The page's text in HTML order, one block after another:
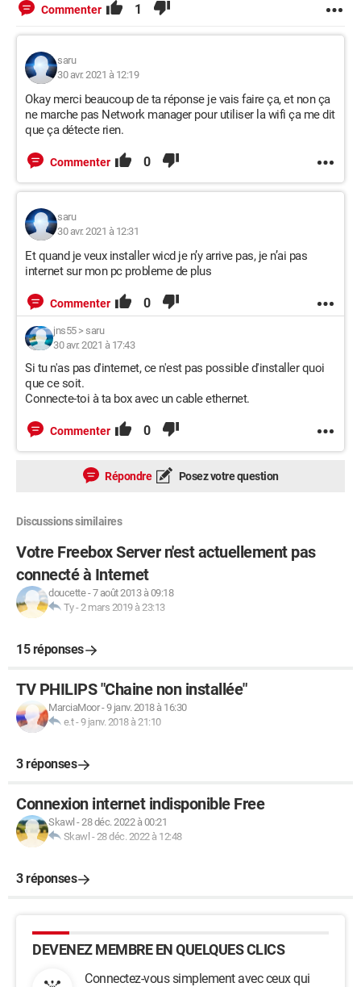
Commenter 1
saru
30 avr. 2021 à 12:19
Okay merci beaucoup de ta réponse je vais faire ça, et non ça
ne marche pas Network manager pour utiliser la wifi ça me dit
que ça détecte rien.
Commenter 0
saru
30 avr. 2021 à 12:31
Et quand je veux installer wicd je n’y arrive pas, je n’ai pas
internet sur mon pc probleme de plus
Commenter 0
jns55> saru
30 avr. 2021 à 17:43
Si tu n'as pas d'internet, ce n'est pas possible d'installer quoi
que ce soit.
Connecte-toi à ta box avec un cable ethernet.
Commenter 0
Répondre Posez votre question
Discussions similaires
Votre Freebox Server n'est actuellement pas
connecté à Internet
doucette-7 août 2013 à 09:18
Ty-2 mars 2019 à 23:13
15 réponses
TV PHILIPS "Chaine non installée"
MarciaMoor-9 janv. 2018 à 16:30
e.t-9 janv. 2018 à 21:10
3 réponses
Connexion internet indisponible Free
Skawl -28 déc. 2022 à 00:21
Skawl -28 déc. 2022 à 12:48
3 réponses
DEVENEZ MEMBRE EN QUELQUES CLICS
Connectez-vous simplement avec ceux qui